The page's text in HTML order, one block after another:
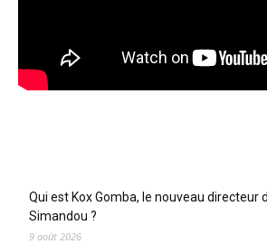
Qui est Kox Gomba, le nouveau directeur
Simandou ?
9 août 2026